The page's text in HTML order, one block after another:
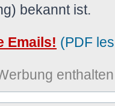
bekannt ist.
Emails! (PDF